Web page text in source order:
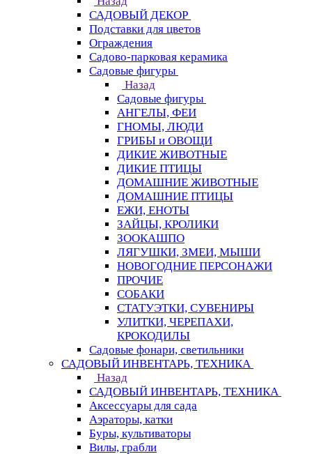
САДОВЫЙ ДЕКОР
Подставки для цветов
Ограждения
Садово-парковая керамика
Садовые фигуры
Назад
Садовые фигуры
АНГЕЛЫ, ФЕИ
ГНОМЫ, ЛЮДИ
ГРИБЫ и ОВОЩИ
ДИКИЕ ЖИВОТНЫЕ
ДИКИЕ ПТИЦЫ
ДОМАШНИЕ ЖИВОТНЫЕ
ДОМАШНИЕ ПТИЦЫ
ЕЖИ, ЕНОТЫ
ЗАЙЦЫ, КРОЛИКИ
ЗООКАШПО
ЛЯГУШКИ, ЗМЕИ, МЫШИ
НОВОГОДНИЕ ПЕРСОНАЖИ
ПРОЧИЕ
СОБАКИ
СТАТУЭТКИ, СУВЕНИРЫ
УЛИТКИ, ЧЕРЕПАХИ,
КРОКОДИЛЫ
Садовые фонари, светильники
САДОВЫЙ ИНВЕНТАРЬ, ТЕХНИКА
Назад
САДОВЫЙ ИНВЕНТАРЬ, ТЕХНИКА
Аксессуары для сада
Аэраторы, катки
Буры, культиваторы
Вилы, грабли